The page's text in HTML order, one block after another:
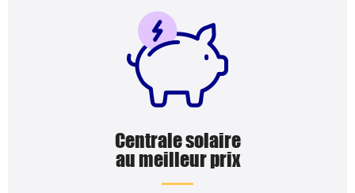
Centrale solaire
au meilleur prix